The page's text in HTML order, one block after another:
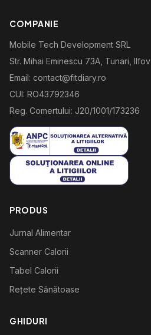
COMPANIE
Mobile Tech Development SRL
Str. Mihai Eminescu 73A, Tunari, Ilfov
Email: contact@fitdiary.ro
CUI: RO43792346
Reg. Comertului: J20/1001/173236
PRODUS
Jurnal Alimentar
Scanner Calorii
Tabel Calorii
Rețete Sănătoase
GHIDURI